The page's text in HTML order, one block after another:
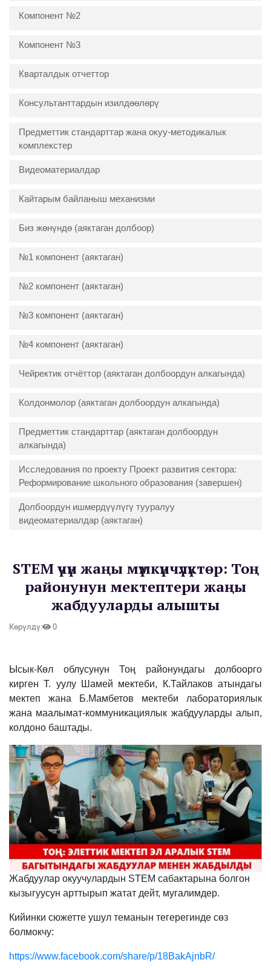
Компонент №2
Компонент №3
Кварталдык отчеттор
Консультанттардын изилдөөлөрү
Предметтик стандарттар жана окуу-методикалык
комплекстер
Видеоматериалдар
Кайтарым байланыш механизми
Биз жөнүндө (аяктаган долбоор)
№1 компонент (аяктаган)
№2 компонент (аяктаган)
№3 компонент (аяктаган)
№4 компонент (аяктаган)
Чейректик отчёттор (аяктаган долбоордун алкагында)
Колдонмолор (аяктаган долбоордун алкагында)
Предметтик стандарттар (аяктаган долбоордун
алкагында)
Исследования по проекту Проект развития сектора:
Реформирование школьного образования (завершен)
Долбоордун ишмердүүлүгү тууралуу
видеоматериалдар (аяктаган)
STEM үчүн жаңы мүмкүнчүлүктөр: Тоң
районунун мектептери жаңы
жабдууларды алышты
Көрүлдү: 0
Ысык-Көл облусунун Тоң районундагы долбоорго
кирген Т. уулу Шамей мектеби, К.Тайлаков атындагы
мектеп жана Б.Мамбетов мектеби лабораториялык
жана маалымат-коммуникациялык жабдууларды алып,
колдоно баштады.
Жабдуулар окуучулардын STEM сабактарына болгон
кызыгуусун арттырып жатат дейт, мугалимдер.
Кийинки сюжетте ушул теманын тегерегинде сөз
болмокчу:
https://www.facebook.com/share/p/18BakAjnbR/